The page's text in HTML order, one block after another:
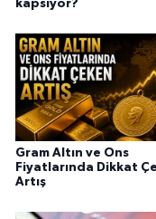
kapsıyor?
Gram Altın ve Ons
Fiyatlarında Dikkat
Artış